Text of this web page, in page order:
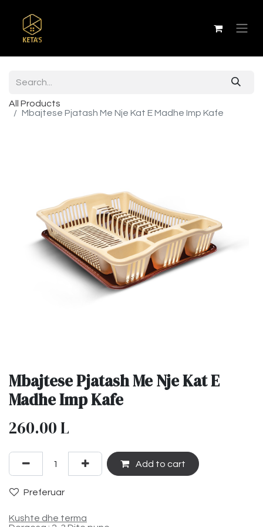
All Products
Mbajtese Pjatash Me Nje Kat E Madhe Imp Kafe
Mbajtese Pjatash Me Nje Kat E
Madhe Imp Kafe
260.00L
Add to cart
Preferuar
Kushte dhe terma